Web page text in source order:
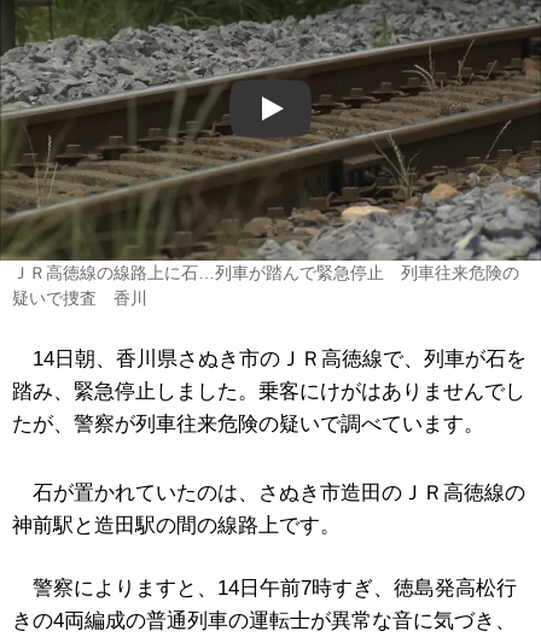
Play
ＪＲ高徳線の線路上に石…列車が踏んで緊急停止 列車往来危険の
疑いで捜査 香川
14日朝、香川県さぬき市のＪＲ高徳線で、列車が石を
踏み、緊急停止しました。乗客にけがはありませんでし
たが、警察が列車往来危険の疑いで調べています。
石が置かれていたのは、さぬき市造田のＪＲ高徳線の
神前駅と造田駅の間の線路上です。
警察によりますと、14日午前7時すぎ、徳島発高松行
きの4両編成の普通列車の運転士が異常な音に気づき、